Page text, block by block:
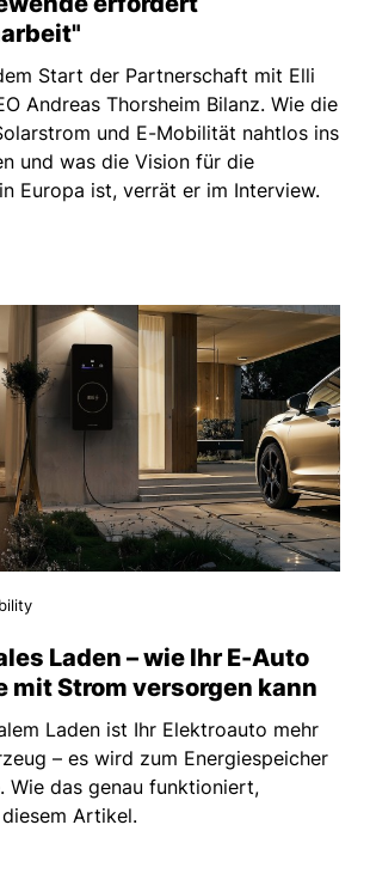
Start der Partnerschaft mit Elli
Andreas Thorsheim Bilanz. Wie die
und E-Mobilität nahtlos ins
und was die Vision für die
Europa ist, verrät er im Interview.
Laden – wie Ihr E-Auto
mit Strom versorgen kann
Laden ist Ihr Elektroauto mehr
– es wird zum Energiespeicher
Wie das genau funktioniert,
Artikel.